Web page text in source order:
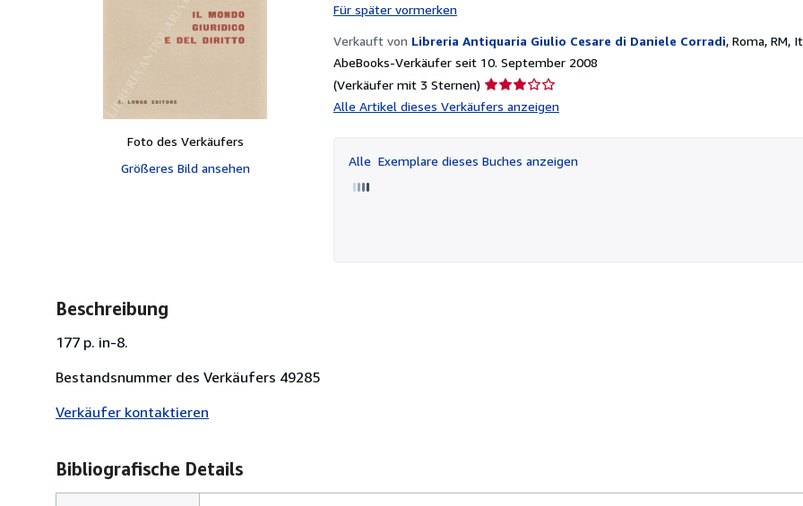
Foto des Verkäufers
Größeres Bild ansehen
Für später vormerken
Verkauft von Libreria Antiquaria Giulio Cesare di Daniele Corradi, Roma, RM,
AbeBooks-Verkäufer seit 10. September 2008
(Verkäufer mit 3 Sternen) Verkäuferbewertung
3
Sternen
Alle Artikel dieses Verkäufers anzeigen
Alle Exemplare dieses Buches anzeigen
Beschreibung
177 p. in-8.
Bestandsnummer des Verkäufers 49285
Verkäufer kontaktieren
Bibliografische Details